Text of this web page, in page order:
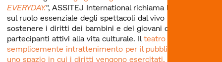
EVERYDAY.", ASSITEJ International richiama l'attenzione
sul ruolo essenziale degli spettacoli dal vivo nel
sostenere i diritti dei bambini e dei giovani come
partecipanti attivi alla vita culturale. Il teatro non è
semplicemente intrattenimento per il pubblico giovane; è
uno spazio in cui i diritti vengono esercitati, le identità